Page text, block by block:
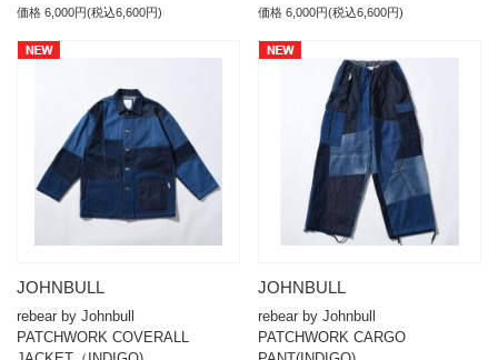
価格 6,000円(税込6,600円) 価格 6,000円(税込6,600円)
JOHNBULL
rebear by Johnbull
PATCHWORK COVERALL
JOHNBULL
rebear by Johnbull
PATCHWORK CARGO